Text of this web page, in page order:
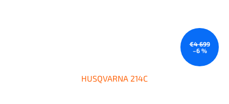
€4 699
–6 %
HUSQVARNA 214C